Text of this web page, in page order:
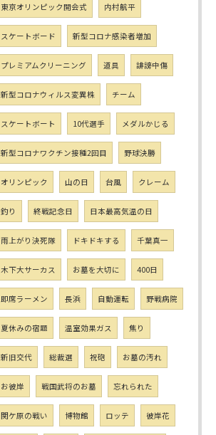
東京オリンピック開会式 内村航平
スケートボード 新型コロナ感染者増加
プレミアムクリーニング 道具 誹謗中傷
新型コロナウィルス変異株 チーム
スケートボート 10代選手 メダルかじる
新型コロナワクチン接種2回目 野球決勝
オリンピック 山の日 台風 クレーム
釣り 終戦記念日 日本最高気温の日
雨上がり決死隊 ドキドキする 千葉真一
木下大サーカス お墓を大切に 400日
即席ラーメン 長浜 自動運転 野戦病院
夏休みの宿題 温室効果ガス 焦り
新旧交代 総裁選 祝砲 お墓の汚れ
お彼岸 戦国武将のお墓 忘れられた
関ケ原の戦い 博物館 ロッテ 彼岸花